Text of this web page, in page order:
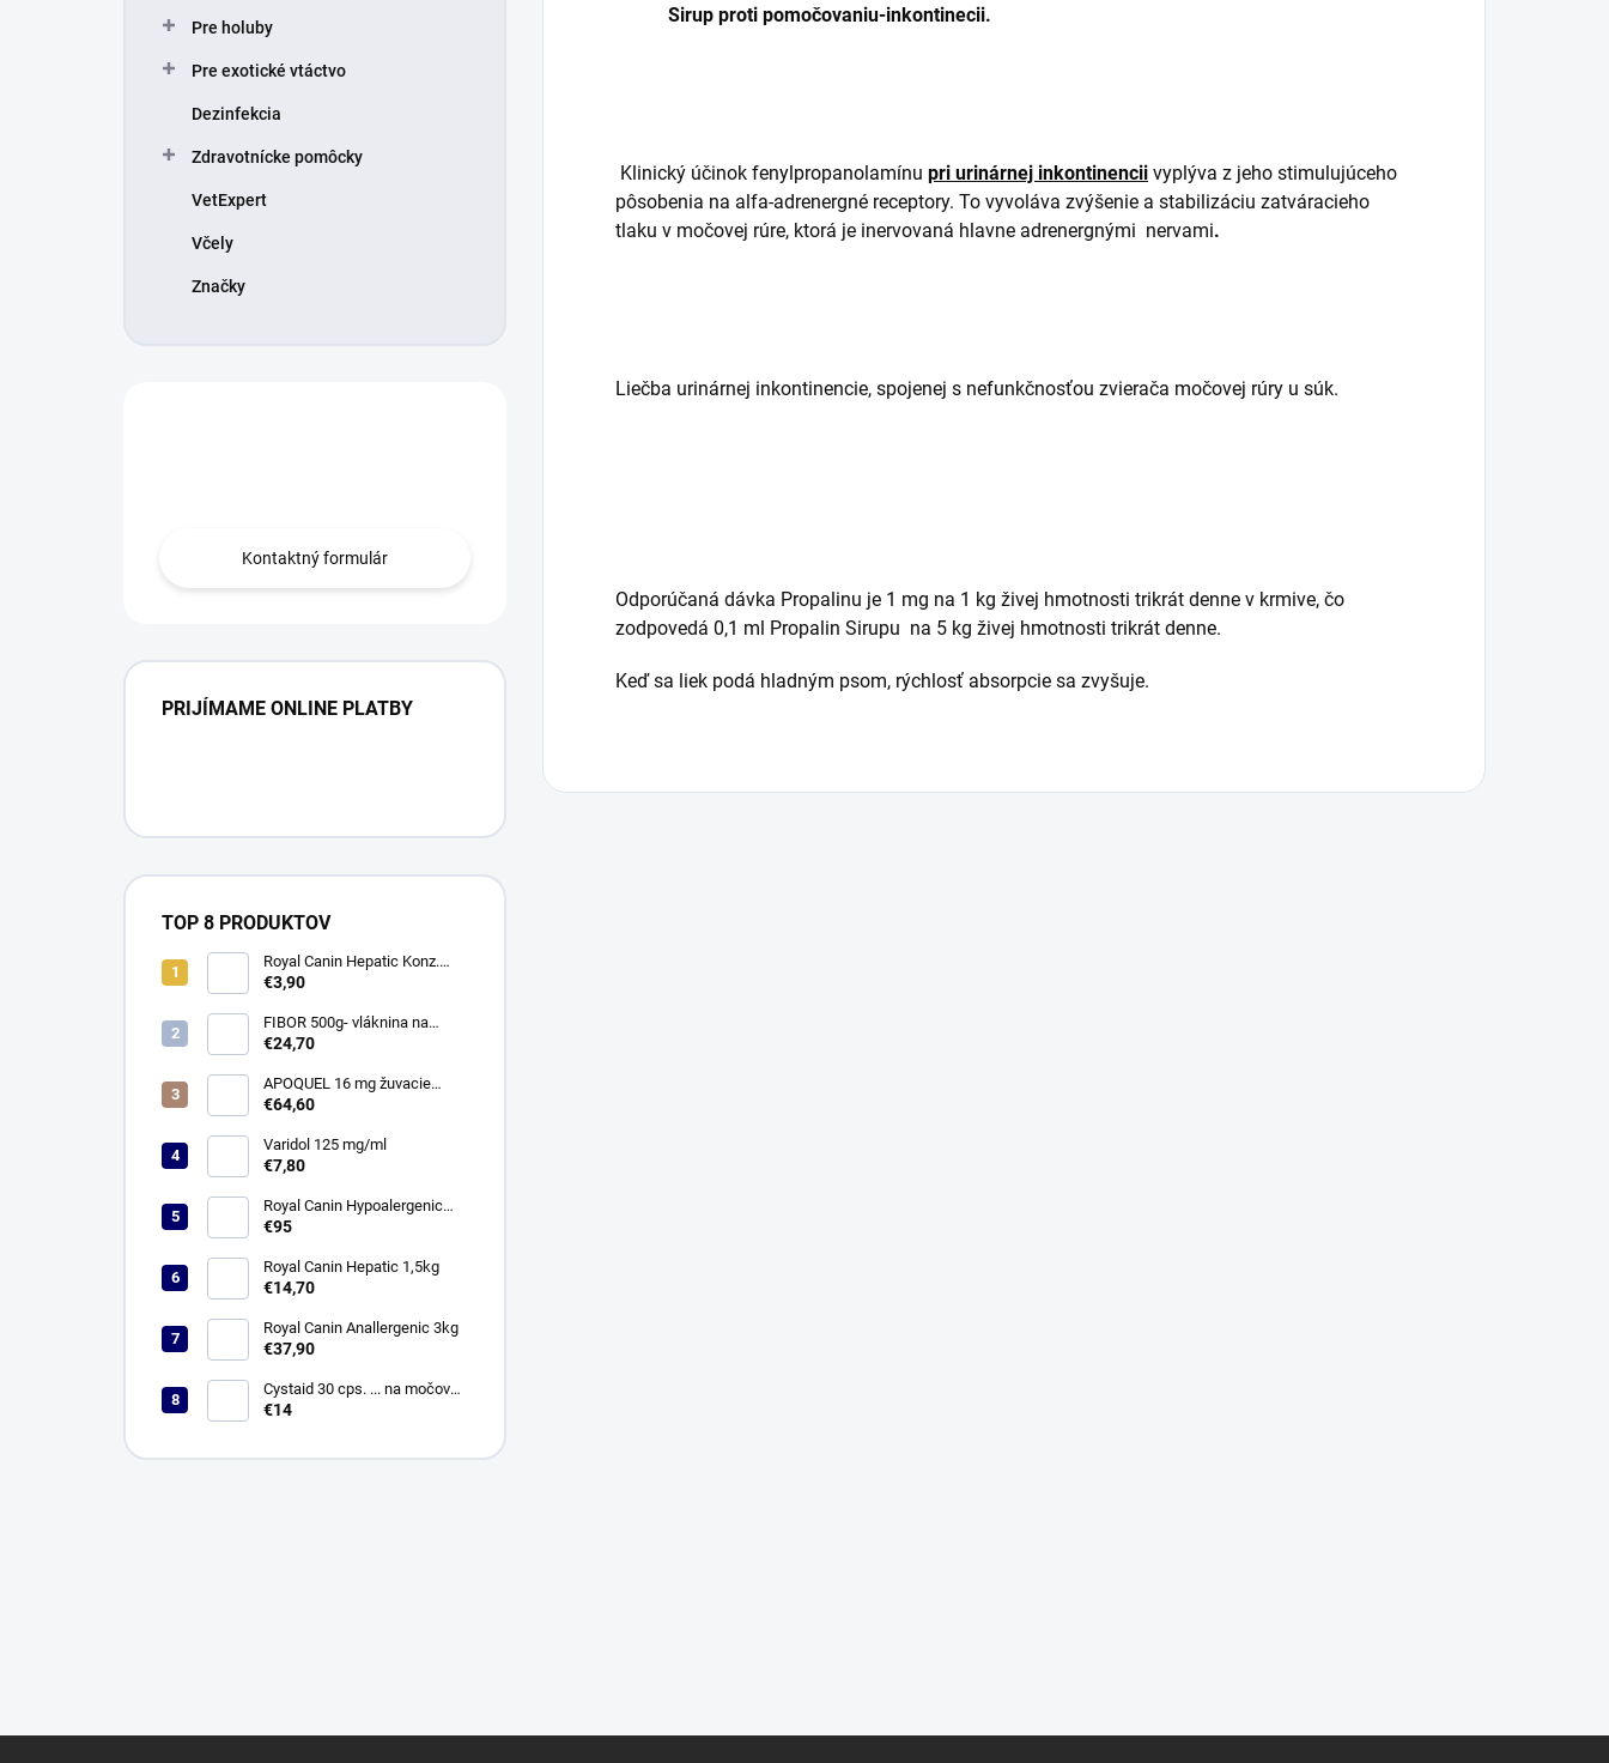
Pre holuby
Pre exotické vtáctvo
Dezinfekcia
Zdravotnícke pomôcky
VetExpert
Včely
Značky
Kontaktný formulár
PRIJÍMAME ONLINE PLATBY
TOP 8 PRODUKTOV
Royal Canin Hepatic Konz.
420g
€3,90
FIBOR 500g- vláknina na
travenie
€24,70
APOQUEL 16 mg žuvacie
tablety pre psy 20 tbl.
€64,60
Varidol 125 mg/ml
€7,80
Royal Canin Hypoalergenic
14kg
€95
Royal Canin Hepatic 1,5kg
€14,70
Royal Canin Anallergenic 3kg
€37,90
Cystaid 30 cps. ... na močové
cesty
€14
Sirup proti pomočovaniu-inkontinecii.
Klinický účinok fenylpropanolamínu pri urinárnej inkontinencii vyplýva z jeho stimulujúceho
pôsobenia na alfa-adrenergné receptory. To vyvoláva zvýšenie a stabilizáciu zatváracieho
tlaku v močovej rúre, ktorá je inervovaná hlavne adrenergnými nervami.
Liečba urinárnej inkontinencie, spojenej s nefunkčnosťou zvierača močovej rúry u súk.
Odporúčaná dávka Propalinu je 1 mg na 1 kg živej hmotnosti trikrát denne v krmive, čo
zodpovedá 0,1 ml Propalin Sirupu na 5 kg živej hmotnosti trikrát denne.
Keď sa liek podá hladným psom, rýchlosť absorpcie sa zvyšuje.